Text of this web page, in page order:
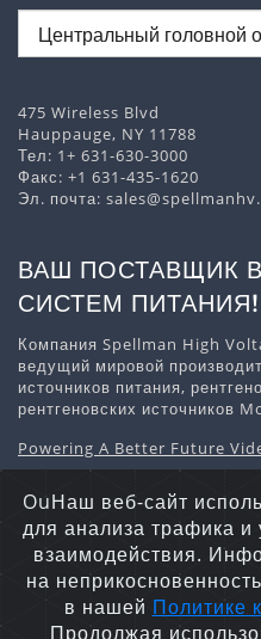
475 Wireless Blvd
Hauppauge, NY 11788
Тел: 1+ 631-630-3000
Факс: +1 631-435-1620
Эл. почта:
ВАШ ПОСТАВЩИК
СИСТЕМ ПИТАНИЯ!
Компания Spellman High
ведущий мировой
источников питания,
рентгеновских источников
Powering A Better Future
Заявление о
OuНаш веб-сайт
для анализа трафика
взаимодействия.
на
в нашей Политике
Продолжая